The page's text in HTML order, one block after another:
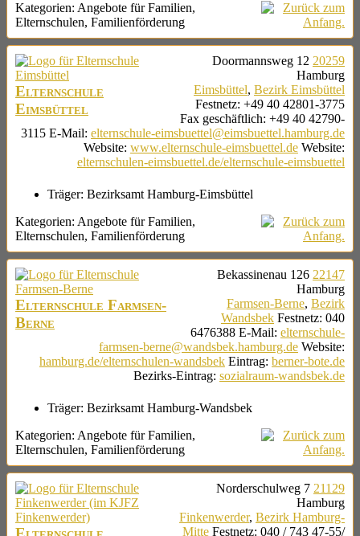
Kategorien: Angebote für Familien,
Elternschulen, Familienförderung
Elternschule
Eimsbüttel
Doormannsweg 12 20259
Hamburg
Eimsbüttel, Bezirk Eimsbüttel
Festnetz: +49 40 42801-3775
Fax geschäftlich: +49 40 42790-
3115 E-Mail: elternschule-eimsbuettel@eimsbuettel.hamburg.de
Website: www.elternschule-eimsbuettel.de Website:
elternschulen-eimsbuettel.de/elternschule-eimsbuettel
Träger: Bezirksamt Hamburg-Eimsbüttel
Kategorien: Angebote für Familien,
Elternschulen, Familienförderung
Elternschule Farmsen-
Berne
Bekassinenau 126 22147
Hamburg
Farmsen-Berne, Bezirk
Wandsbek Festnetz: 040
6476388 E-Mail: elternschule-
farmsen-berne@wandsbek.hamburg.de Website:
hamburg.de/elternschulen-wandsbek Eintrag: berner-bote.de
Bezirks-Eintrag: sozialraum-wandsbek.de
Träger: Bezirksamt Hamburg-Wandsbek
Kategorien: Angebote für Familien,
Elternschulen, Familienförderung
Norderschulweg 7 21129
Hamburg
Finkenwerder, Bezirk Hamburg-
Mitte Festnetz: 040 / 743 47-55/